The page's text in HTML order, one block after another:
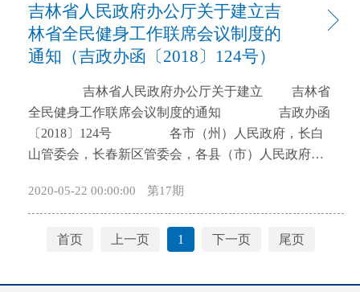
为核心，以建设一流为目标，以特色发展为导向，以
学科专业为基础，以体制机制改革为动力，加快建设
一批特色高水平大学和特色高水平学科专业，为新一
——坚持以总体规划为统领，进一步优化布局结构，
扶优扶特扶需扶新，引导省属高校在各自类型和领域
特色化、差异化发展。 ——坚持以分类管理为基
础，引导省属高校结合自身优势，科学规划，按照应
和水平。 ——坚持以深化改革为动力，引导省属
协同创新，解决经济社会发展重大问题，带动学科发
杆，引导省属高校实现自主建设，完善基于绩效的动
高质量发展，现提出如下意见。 一、总体要求
（一）指导思想。以习近平新时代中国特色社会
主义思想为指导，全面贯彻党的十九大精神和习近平
坚持以人民为中心的发展思想，牢固树立新的发展理
念，落实高质量发展要求，突出补短板、强管养、提
服务、促发展，扎实推进农村公路协调可持续发展，
不断提升农村交通运输供给能力，充分发挥农村公路
农村现代化中的先行保障作用，不断提升农民群众的
获得感、幸福感，使农村公路成为助力广大农民致富
奔小康的民生路，成为党联系农民群众的民心路。
生活的公益性基础设施，是农业发展和乡村振兴的重
吉林省人民政府办公厅关于建立吉
林省全民健身工作联席会议制度的
通知（吉政办函〔2018〕124号）
全民健身工作联席会议制度的通知 吉政办函
〔2018〕124号 各市（州）人民政府，长白
山管委会，长春新区管委会，各县（市）人民政府，
我省全民健身工作的组织领导，省政府决定建立吉林
省全民健身工作联席会议制度。现将联席会议组成人
员名单通知如下： 召集人：安立佳 副省长
2020-05-22 00:00:00 第17期
首页 上一页 1 下一页 尾页